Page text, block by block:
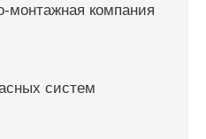
монтажная компания
систем